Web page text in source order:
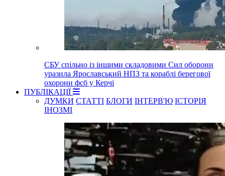
СБУ спільно із іншими складовими Сил оборони
уразила Ярославський НПЗ та кораблі берегової
охорони фсб у Керчі
ПУБЛІКАЦІЇ
ДУМКИ СТАТТІ БЛОГИ ІНТЕРВ'Ю ІСТОРІЯ
ІНОЗМІ